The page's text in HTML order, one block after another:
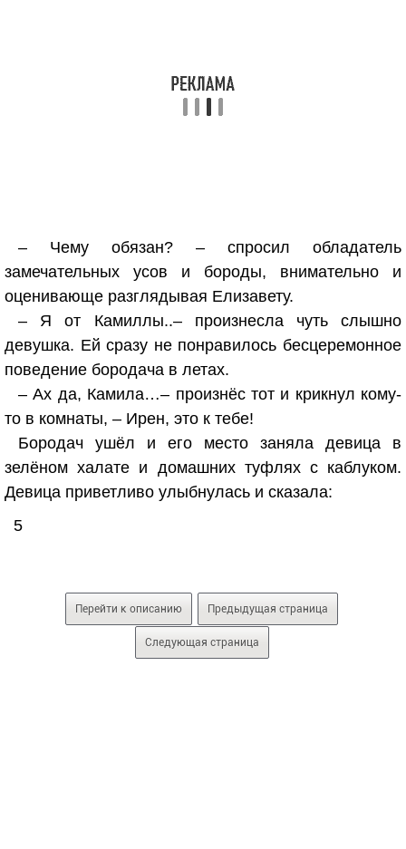
– Чему обязан? – спросил обладатель
замечательных усов и бороды, внимательно и
оценивающе разглядывая Елизавету.
– Я от Камиллы..– произнесла чуть слышно
девушка. Ей сразу не понравилось бесцеремонное
поведение бородача в летах.
– Ах да, Камила…– произнёс тот и крикнул кому-
то в комнаты, – Ирен, это к тебе!
Бородач ушёл и его место заняла девица в
зелёном халате и домашних туфлях с каблуком.
Девица приветливо улыбнулась и сказала:
5
Перейти к описанию Предыдущая страница
Следующая страница